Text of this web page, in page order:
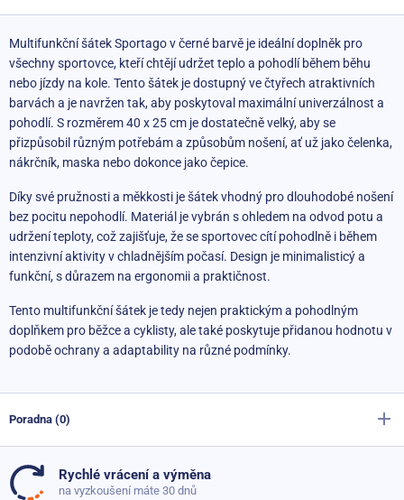
Multifunkční šátek Sportago v černé barvě je ideální doplněk pro
všechny sportovce, kteří chtějí udržet teplo a pohodlí během běhu
nebo jízdy na kole. Tento šátek je dostupný ve čtyřech atraktivních
barvách a je navržen tak, aby poskytoval maximální univerzálnost a
pohodlí. S rozměrem 40 x 25 cm je dostatečně velký, aby se
přizpůsobil různým potřebám a způsobům nošení, ať už jako čelenka,
nákrčník, maska nebo dokonce jako čepice.
Díky své pružnosti a měkkosti je šátek vhodný pro dlouhodobé nošení
bez pocitu nepohodlí. Materiál je vybrán s ohledem na odvod potu a
udržení teploty, což zajišťuje, že se sportovec cítí pohodlně i během
intenzivní aktivity v chladnějším počasí. Design je minimalisticý a
funkční, s důrazem na ergonomii a praktičnost.
Tento multifunkční šátek je tedy nejen praktickým a pohodlným
doplňkem pro běžce a cyklisty, ale také poskytuje přidanou hodnotu v
podobě ochrany a adaptability na různé podmínky.
Poradna (0)
Dosud nebyly přidány žádné otázky. Ptejte se nás, rádi
Rychlé vrácení a výměna
na vyzkoušení máte 30 dnů